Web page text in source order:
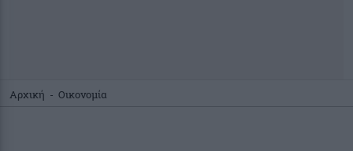
Αρχική - Οικονομία